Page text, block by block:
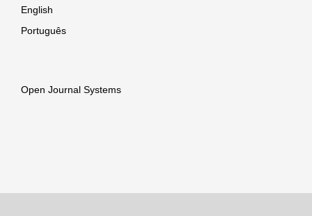
English
Português
Open Journal Systems